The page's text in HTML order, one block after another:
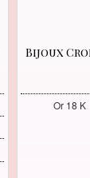
Bijoux
Or 18 K